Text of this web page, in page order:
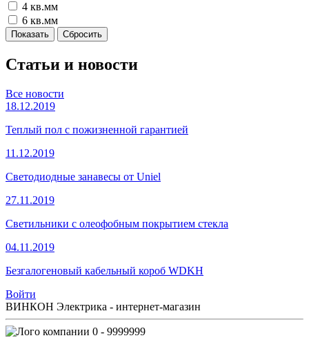
4 кв.мм
6 кв.мм
Статьи и новости
Все новости
18.12.2019
Теплый пол с пожизненной гарантией
11.12.2019
Светодиодные занавесы от Uniel
27.11.2019
Светильники с олеофобным покрытием стекла
04.11.2019
Безгалогеновый кабельный короб WDKH
Войти
ВИНКОН Электрика - интернет-магазин
0 - 9999999